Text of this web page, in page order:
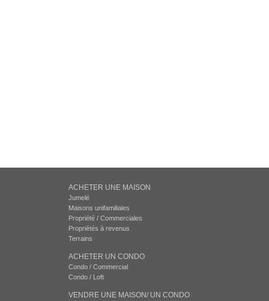
ACHETER UNE MAISON
Jumelé
Maisons unifamiliales
Propriété / Commerciales
Propriétés à revenus
Terrains
ACHETER UN CONDO
Condo / Commercial
Condo / Loft
VENDRE UNE MAISON/ UN CONDO